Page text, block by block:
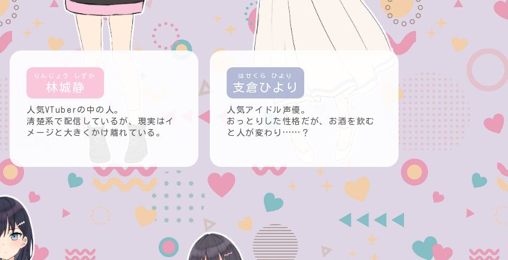
林城静
人気VTuberの中の人。
清楚系で配信しているが、現実はイ
メージと大きくかけ離れている。
支倉ひより
人気アイドル声優。
おっとりした性格だが、お酒を飲む
と人が変わり……？